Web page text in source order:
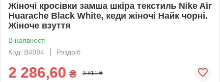
Жіночі кросівки замша шкіра текстиль Nike Air
Huarache Black White, кеди жіночі Найк чорні.
Жіноче взуття
В наявності
Код: B4084
Роздріб
2 286,60 ₴ 3 811 ₴